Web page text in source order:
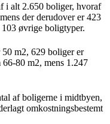
i alt 2.650 boliger, hvoraf
der derudover er 423
øvrige boligtyper.
m2, 629 boliger er
80 m2, mens 1.247
af boligerne i midtbyen,
omkostningsbestemt